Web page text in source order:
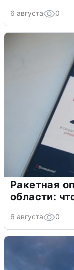
6 августа 0
Ракетная
области:
6 августа 0